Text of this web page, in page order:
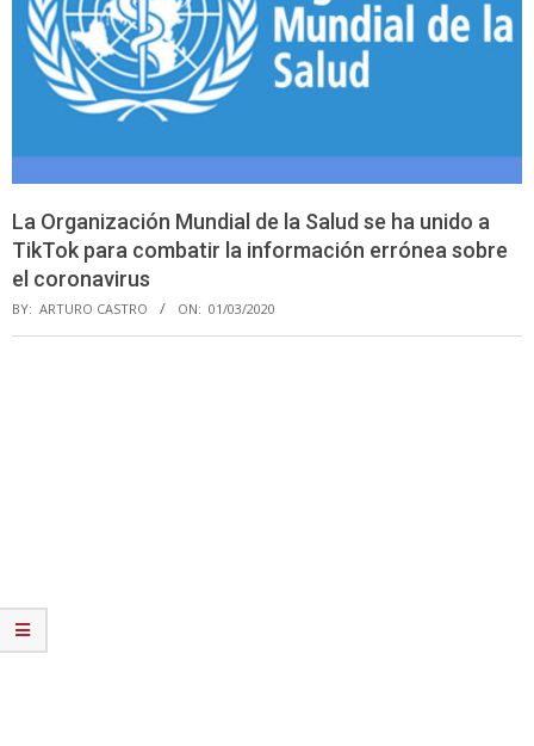
La Organización Mundial de la Salud se ha unido a
TikTok para combatir la información errónea sobre
el coronavirus
BY: ARTURO CASTRO ON: 01/03/2020